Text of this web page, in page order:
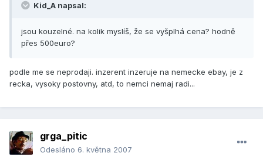
Kid_A napsal:
jsou kouzelné. na kolik myslíš, že se vyšplhá cena? hodně
přes 500euro?
podle me se neprodaji. inzerent inzeruje na nemecke ebay, je z
recka, vysoky postovny, atd, to nemci nemaj radi...
grga_pitic
Odesláno 6. května 2007